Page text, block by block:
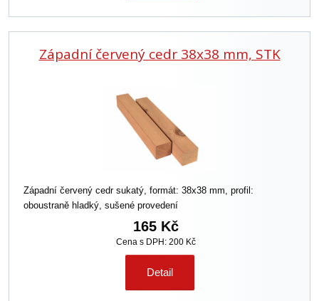
Západní červený cedr 38x38 mm, STK
Západní červený cedr sukatý, formát: 38x38 mm, profil:
oboustraně hladký, sušené provedení
165 Kč
Cena s DPH: 200 Kč
Detail